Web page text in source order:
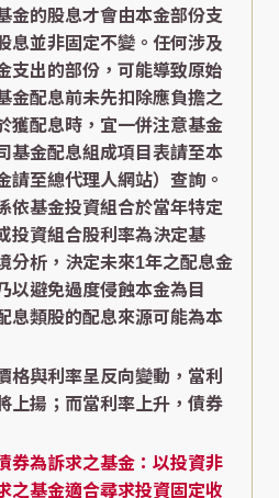
金的股息才會由本金部份支
息並非固定不變。任何涉及
支出的部份，可能導致原始
金配息前未先扣除應負擔之
獲配息時，宜一併注意基金
基金配息組成項目表請至本
請至總代理人網站）查詢。
依基金投資組合於當年特定
投資組合股利率為決定基
分析，決定未來1年之配息金
以避免過度侵蝕本金為目
息類股的配息來源可能為本
格與利率呈反向變動，當利
上揚；而當利率上升，債券
券為訴求之基金：以投資非
之基金適合尋求投資固定收